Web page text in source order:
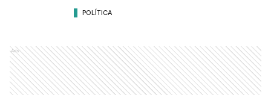
POLÍTICA
Ads